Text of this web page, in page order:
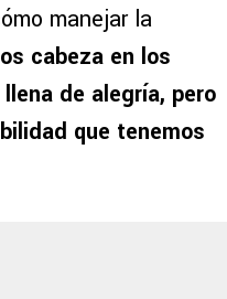
manejar la
cabeza en los
de alegría, pero
que tenemos